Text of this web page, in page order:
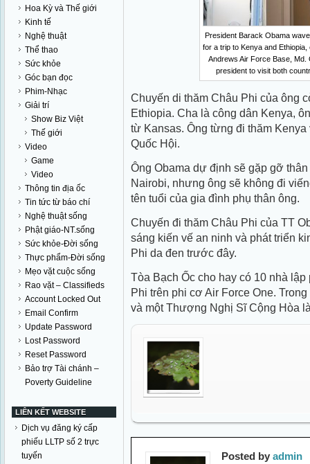
Hoa Kỳ và Thế giới
Kinh tế
Nghệ thuật
Thể thao
Sức khỏe
Góc bạn đọc
Phim-Nhạc
Giải trí
Show Biz Việt
Thế giới
Video
Game
Video
Thông tin địa ốc
Tin tức từ báo chí
Nghệ thuật sống
Phật giáo-NT.sống
Sức khỏe-Đời sống
Thực phẩm-Đời sống
Mẹo vặt cuộc sống
Rao vặt – Classifieds
Account Locked Out
Email Confirm
Update Password
Lost Password
Reset Password
Bảo trợ Tài chánh –
Poverty Guideline
LIÊN KẾT WEBSITE
Dịch vụ đăng ký cấp
phiếu LLTP số 2 trực
tuyến
President Barack Obama
for a trip to Kenya and
Andrews Air Force Base, Md.
president to visit both
Chuyến di thăm Châu Phi của ông
Ethiopia. Cha là công dân Kenya,
từ Kansas. Ông từng đi thăm
Quốc Hội.
Ông Obama dự định sẽ gặp gỡ
Nairobi, nhưng ông sẽ không đi
tên tuổi của gia đình phụ thân ông.
Chuyến đi thăm Châu Phi của TT
sáng kiến vế an ninh và phát triển
Phi da đen trước đây.
Tòa Bạch Ốc cho hay có 10 nhà
Phi trên phi cơ Air Force One.
và một Thượng Nghị Sĩ Cộng Hòa
Posted by admin